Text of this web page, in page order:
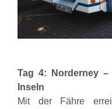
Tag 4: Norderney
Inseln
Mit der Fähre